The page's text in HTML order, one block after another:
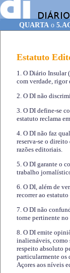
QUARTA o
Estatuto
1. O Diário Insular
com verdade, rigor
2. O DI não
3. O DI define-se
estatuto reclama
4. O DI não faz
reserva-se o
razões editoriais.
5. O DI garante o
trabalho
6. O DI, além de
recorrer ao
7. O DI não
torne pertinente
8. O DI emite
inalienáveis, como
respeito absoluto
particularmente os
Açores aos níveis